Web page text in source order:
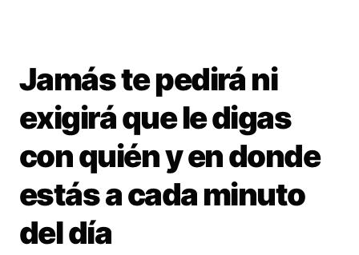
Jamás te pedirá ni
exigirá que le digas
con quién y en donde
estás a cada minuto
del día